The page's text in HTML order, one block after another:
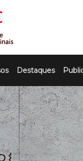
e Ciências
Destaques